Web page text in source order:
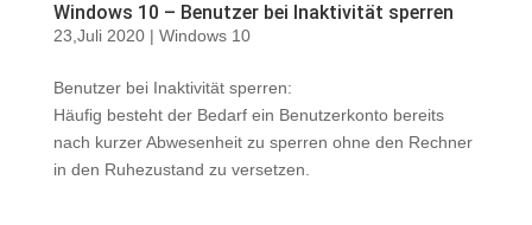
Windows 10 – Benutzer bei Inaktivität sperren
23,Juli 2020| Windows 10
Benutzer bei Inaktivität sperren:
Häufig besteht der Bedarf ein Benutzerkonto bereits
nach kurzer Abwesenheit zu sperren ohne den Rechner
in den Ruhezustand zu versetzen.